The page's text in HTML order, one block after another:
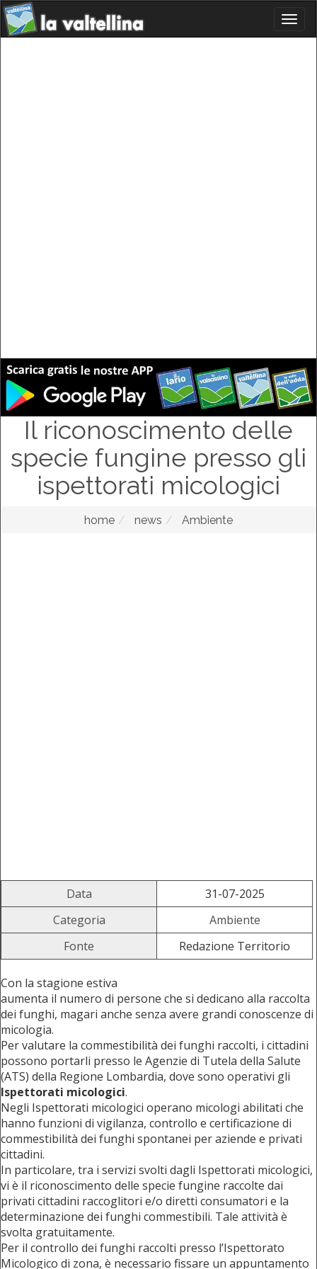
Il riconoscimento delle
specie fungine presso gli
ispettorati micologici
home news Ambiente
Data
31-07-2025
Categoria
Ambiente
Fonte
Redazione Territorio
Con la stagione estiva
aumenta il numero di persone che si dedicano alla raccolta
dei funghi, magari anche senza avere grandi conoscenze di
micologia.
Per valutare la commestibilità dei funghi raccolti, i cittadini
possono portarli presso le Agenzie di Tutela della Salute
(ATS) della Regione Lombardia, dove sono operativi gli
Ispettorati micologici.
Negli Ispettorati micologici operano micologi abilitati che
hanno funzioni di vigilanza, controllo e certificazione di
commestibilità dei funghi spontanei per aziende e privati
cittadini.
In particolare, tra i servizi svolti dagli Ispettorati micologici,
vi è il riconoscimento delle specie fungine raccolte dai
privati cittadini raccoglitori e/o diretti consumatori e la
determinazione dei funghi commestibili. Tale attività è
svolta gratuitamente.
Per il controllo dei funghi raccolti presso l’Ispettorato
Micologico di zona, è necessario fissare un appuntamento